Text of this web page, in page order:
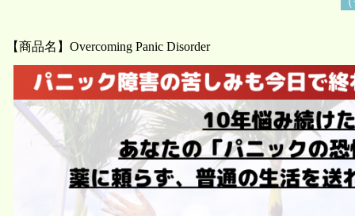
【商品名】Overcoming Panic Disorder